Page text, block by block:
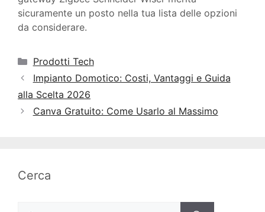
sicuramente un posto nella tua lista delle opzioni
da considerare.
Categorie
Prodotti Tech
Impianto Domotico: Costi, Vantaggi e Guida
alla Scelta 2026
Canva Gratuito: Come Usarlo al Massimo
Cerca